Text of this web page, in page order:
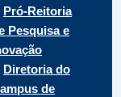
Pró-Reitoria
Pesquisa e
Diretoria do
de